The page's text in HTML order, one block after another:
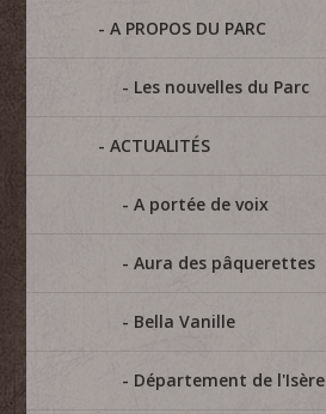
A PROPOS DU PARC
Les nouvelles du Parc
ACTUALITÉS
A portée de voix
Aura des pâquerettes
Bella Vanille
Département de l'Isère